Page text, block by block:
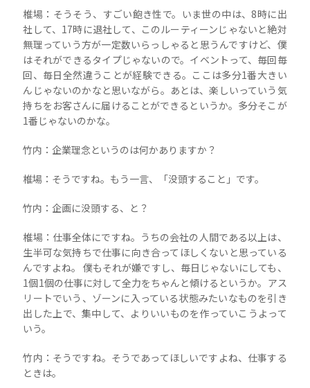
椎場：そうそう、すごい飽き性で。いま世の中は、8時に出
社して、17時に退社して、このルーティーンじゃないと絶対
無理っていう方が一定数いらっしゃると思うんですけど、僕
はそれができるタイプじゃないので。イベントって、毎回毎
回、毎日全然違うことが経験できる。ここは多分1番大きい
んじゃないのかなと思いながら。あとは、楽しいっていう気
持ちをお客さんに届けることができるというか。多分そこが
1番じゃないのかな。
竹内：企業理念というのは何かありますか？
椎場：そうですね。もう一言、「没頭すること」です。
竹内：企画に没頭する、と？
椎場：仕事全体にですね。うちの会社の人間である以上は、
生半可な気持ちで仕事に向き合ってほしくないと思っている
んですよね。 僕もそれが嫌ですし、毎日じゃないにしても、
1個1個の仕事に対して全力をちゃんと傾けるというか。アス
リートでいう、ゾーンに入っている状態みたいなものを引き
出した上で、集中して、よりいいものを作っていこうよって
いう。
竹内：そうですね。そうであってほしいですよね、仕事する
ときは。